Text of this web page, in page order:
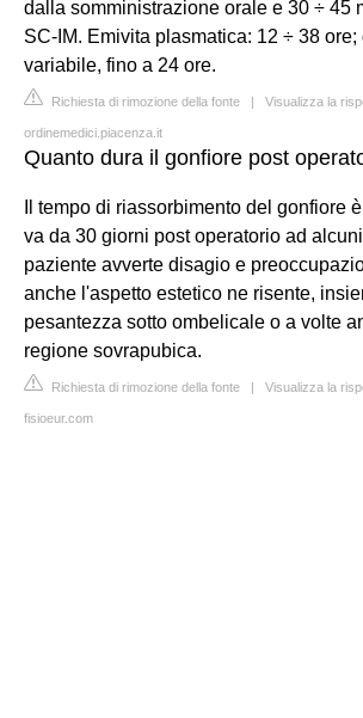
dalla somministrazione orale e 30 ÷ 45
SC-IM. Emivita plasmatica: 12 ÷ 38
variabile, fino a 24 ore.
Richiesta di rimozione della fonte | Visualizza la
ordinemedici.piacenza.it
Quanto dura il gonfiore post
Il tempo di riassorbimento del gonfiore
va da 30 giorni post operatorio ad
paziente avverte disagio e
anche l'aspetto estetico ne risente,
pesantezza sotto ombelicale o a volte
regione sovrapubica.
Richiesta di rimozione della fonte | Visualizza la
fisioeur.com